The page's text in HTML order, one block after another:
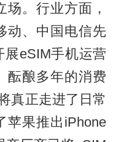
。行业方面，
动、中国电信先
展eSIM手机运营
酝酿多年的消费
真正走进了日常
苹果推出iPhone